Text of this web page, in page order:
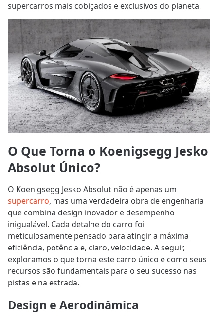
supercarros mais cobiçados e exclusivos do planeta.
O Que Torna o Koenigsegg Jesko
Absolut Único?
O Koenigsegg Jesko Absolut não é apenas um
supercarro, mas uma verdadeira obra de engenharia
que combina design inovador e desempenho
inigualável. Cada detalhe do carro foi
meticulosamente pensado para atingir a máxima
eficiência, potência e, claro, velocidade. A seguir,
exploramos o que torna este carro único e como seus
recursos são fundamentais para o seu sucesso nas
pistas e na estrada.
Design e Aerodinâmica